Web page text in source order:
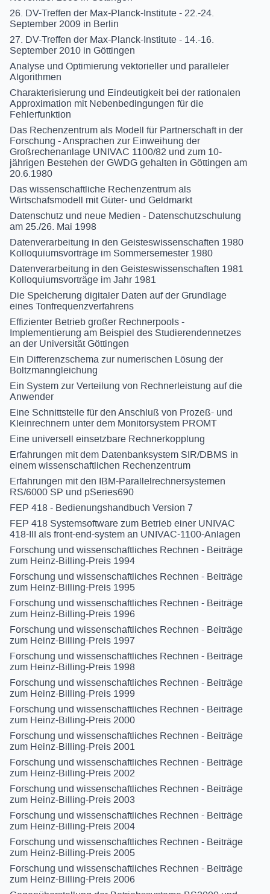
26. DV-Treffen der Max-Planck-Institute - 22.-24.
September 2009 in Berlin
27. DV-Treffen der Max-Planck-Institute - 14.-16.
September 2010 in Göttingen
Analyse und Optimierung vektorieller und paralleler
Algorithmen
Charakterisierung und Eindeutigkeit bei der rationalen
Approximation mit Nebenbedingungen für die
Fehlerfunktion
Das Rechenzentrum als Modell für Partnerschaft in der
Forschung - Ansprachen zur Einweihung der
Großrechenanlage UNIVAC 1100/82 und zum 10-
jährigen Bestehen der GWDG gehalten in Göttingen am
20.6.1980
Das wissenschaftliche Rechenzentrum als
Wirtschafsmodell mit Güter- und Geldmarkt
Datenschutz und neue Medien - Datenschutzschulung
am 25./26. Mai 1998
Datenverarbeitung in den Geisteswissenschaften 1980
Kolloquiumsvorträge im Sommersemester 1980
Datenverarbeitung in den Geisteswissenschaften 1981
Kolloquiumsvorträge im Jahr 1981
Die Speicherung digitaler Daten auf der Grundlage
eines Tonfrequenzverfahrens
Effizienter Betrieb großer Rechnerpools -
Implementierung am Beispiel des Studierendennetzes
an der Universität Göttingen
Ein Differenzschema zur numerischen Lösung der
Boltzmanngleichung
Ein System zur Verteilung von Rechnerleistung auf die
Anwender
Eine Schnittstelle für den Anschluß von Prozeß- und
Kleinrechnern unter dem Monitorsystem PROMT
Eine universell einsetzbare Rechnerkopplung
Erfahrungen mit dem Datenbanksystem SIR/DBMS in
einem wissenschaftlichen Rechenzentrum
Erfahrungen mit den IBM-Parallelrechnersystemen
RS/6000 SP und pSeries690
FEP 418 - Bedienungshandbuch Version 7
FEP 418 Systemsoftware zum Betrieb einer UNIVAC
418-III als front-end-system an UNIVAC-1100-Anlagen
Forschung und wissenschaftliches Rechnen - Beiträge
zum Heinz-Billing-Preis 1994
Forschung und wissenschaftliches Rechnen - Beiträge
zum Heinz-Billing-Preis 1995
Forschung und wissenschaftliches Rechnen - Beiträge
zum Heinz-Billing-Preis 1996
Forschung und wissenschaftliches Rechnen - Beiträge
zum Heinz-Billing-Preis 1997
Forschung und wissenschaftliches Rechnen - Beiträge
zum Heinz-Billing-Preis 1998
Forschung und wissenschaftliches Rechnen - Beiträge
zum Heinz-Billing-Preis 1999
Forschung und wissenschaftliches Rechnen - Beiträge
zum Heinz-Billing-Preis 2000
Forschung und wissenschaftliches Rechnen - Beiträge
zum Heinz-Billing-Preis 2001
Forschung und wissenschaftliches Rechnen - Beiträge
zum Heinz-Billing-Preis 2002
Forschung und wissenschaftliches Rechnen - Beiträge
zum Heinz-Billing-Preis 2003
Forschung und wissenschaftliches Rechnen - Beiträge
zum Heinz-Billing-Preis 2004
Forschung und wissenschaftliches Rechnen - Beiträge
zum Heinz-Billing-Preis 2005
Forschung und wissenschaftliches Rechnen - Beiträge
zum Heinz-Billing-Preis 2006